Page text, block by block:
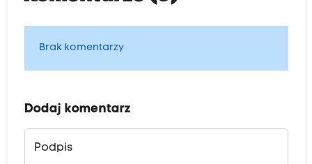
Brak komentarzy
Dodaj komentarz
Podpis